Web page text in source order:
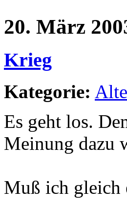
20. März
Krieg
Kategorie:
Es geht los.
Meinung dazu
Muß ich gleich